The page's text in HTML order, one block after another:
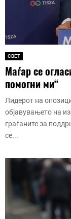
СВЕТ
Маѓар се
помогни ми“
Лидерот на
објавувањето на
граѓаните за
се...